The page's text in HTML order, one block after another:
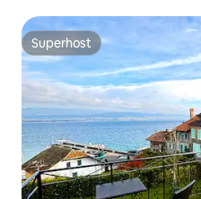
Superhost
Superhost